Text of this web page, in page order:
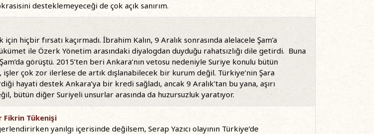
desteklemeyeceği de çok açık sanırım.
hiçbir fırsatı kaçırmadı. İbrahim Kalın, 9 Aralık sonrasında alelacele Şam’a
ile Özerk Yönetim arasındaki diyalogdan duyduğu rahatsızlığı dile getirdi. Buna
görüştü. 2015’ten beri Ankara’nın vetosu nedeniyle Suriye konulu bütün
işler çok zor ilerlese de artık dışlanabilecek bir kurum değil. Türkiye’nin Şara
hayati destek Ankara’ya bir kredi sağladı, ancak 9 Aralık’tan bu yana, aşırı
bütün diğer Suriyeli unsurlar arasında da huzursuzluk yaratıyor.
Fikrin Tükenişi
yanılgı içerisinde değilsem, Serap Yazıcı olayının Türkiye’de